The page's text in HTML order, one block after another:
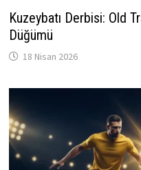
Kuzeybatı Derbisi: Old
Düğümü
18 Nisan 2026